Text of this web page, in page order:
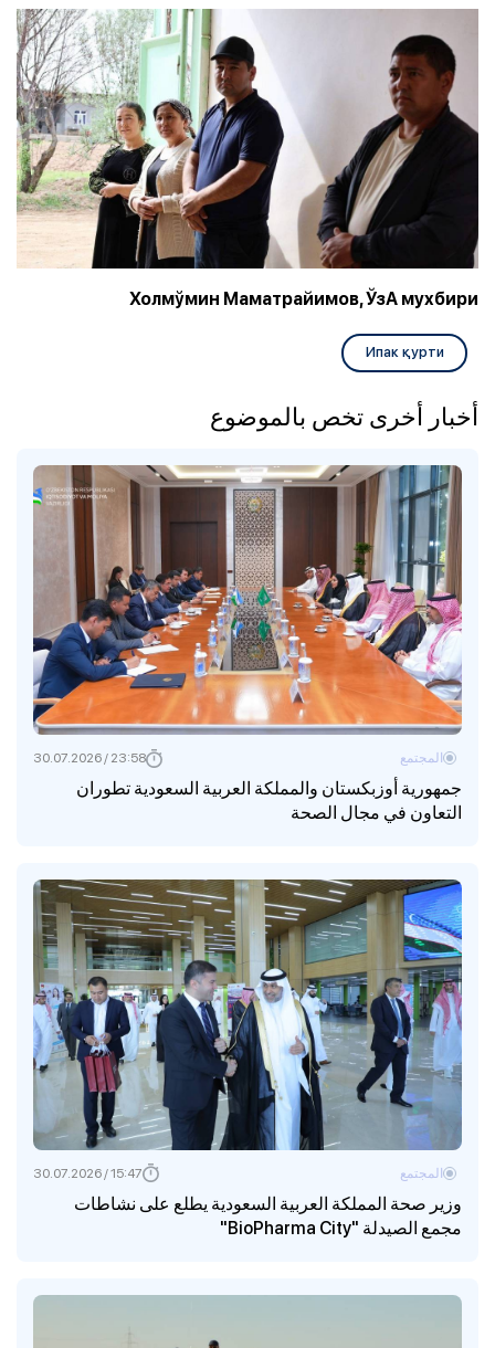
Холмўмин Маматрайимов, ЎзА мухбири
Ипак қурти
أخبار أخرى تخص بالموضوع
جمهورية أوزبكستان والمملكة العربية السعودية تطوران
التعاون في مجال الصحة
المجتمع 23:58 / 30.07.2026
وزير صحة المملكة العربية السعودية يطلع على نشاطات
مجمع الصيدلة "BioPharma City"
المجتمع 15:47 / 30.07.2026